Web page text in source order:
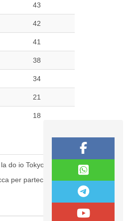
43
42
41
38
34
21
18
do io Tokyo?
per partecipare al